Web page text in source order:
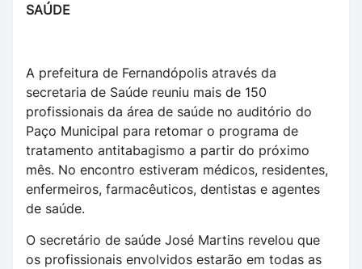
SAÚDE
A prefeitura de Fernandópolis através da
secretaria de Saúde reuniu mais de 150
profissionais da área de saúde no auditório do
Paço Municipal para retomar o programa de
tratamento antitabagismo a partir do próximo
mês. No encontro estiveram médicos, residentes,
enfermeiros, farmacêuticos, dentistas e agentes
de saúde.
O secretário de saúde José Martins revelou que
os profissionais envolvidos estarão em todas as